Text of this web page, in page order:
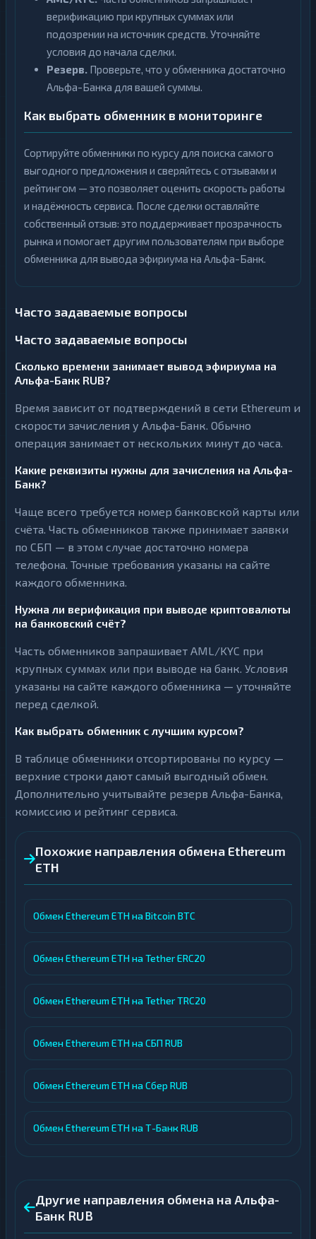
верификацию при крупных суммах или
подозрении на источник средств. Уточняйте
условия до начала сделки.
Резерв. Проверьте, что у обменника достаточно
Альфа-Банка для вашей суммы.
Как выбрать обменник в мониторинге
Сортируйте обменники по курсу для поиска самого
выгодного предложения и сверяйтесь с отзывами и
рейтингом — это позволяет оценить скорость работы
и надёжность сервиса. После сделки оставляйте
собственный отзыв: это поддерживает прозрачность
рынка и помогает другим пользователям при выборе
обменника для вывода эфириума на Альфа-Банк.
Часто задаваемые вопросы
Часто задаваемые вопросы
Сколько времени занимает вывод эфириума на
Альфа-Банк RUB?
Время зависит от подтверждений в сети Ethereum и
скорости зачисления у Альфа-Банк. Обычно
операция занимает от нескольких минут до часа.
Какие реквизиты нужны для зачисления на Альфа-
Банк?
Чаще всего требуется номер банковской карты или
счёта. Часть обменников также принимает заявки
по СБП — в этом случае достаточно номера
телефона. Точные требования указаны на сайте
каждого обменника.
Нужна ли верификация при выводе криптовалюты
на банковский счёт?
Часть обменников запрашивает AML/KYC при
крупных суммах или при выводе на банк. Условия
указаны на сайте каждого обменника — уточняйте
перед сделкой.
Как выбрать обменник с лучшим курсом?
В таблице обменники отсортированы по курсу —
верхние строки дают самый выгодный обмен.
Дополнительно учитывайте резерв Альфа-Банка,
комиссию и рейтинг сервиса.
Похожие направления обмена Ethereum
ETH
Обмен Ethereum ETH на Bitcoin BTC
Обмен Ethereum ETH на Tether ERC20
Обмен Ethereum ETH на Tether TRC20
Обмен Ethereum ETH на СБП RUB
Обмен Ethereum ETH на Сбер RUB
Обмен Ethereum ETH на Т-Банк RUB
Другие направления обмена на Альфа-
Банк RUB